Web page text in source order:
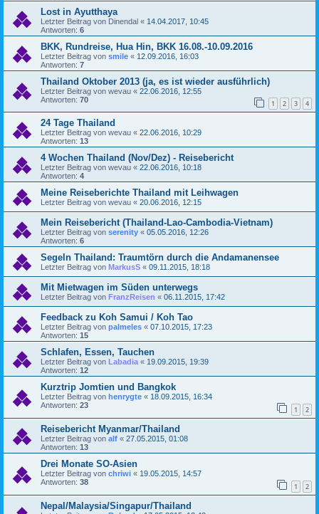
Lost in Ayutthaya
Letzter Beitrag von Dinendal « 14.04.2017, 10:45
Antworten: 6
BKK, Rundreise, Hua Hin, BKK 16.08.-10.09.2016
Letzter Beitrag von smile « 12.09.2016, 16:03
Antworten: 7
Thailand Oktober 2013 (ja, es ist wieder ausführlich)
Letzter Beitrag von wevau « 22.06.2016, 12:55
Antworten: 70 1 2 3 4
24 Tage Thailand
Letzter Beitrag von wevau « 22.06.2016, 10:29
Antworten: 13
4 Wochen Thailand (Nov/Dez) - Reisebericht
Letzter Beitrag von wevau « 22.06.2016, 10:18
Antworten: 4
Meine Reiseberichte Thailand mit Leihwagen
Letzter Beitrag von wevau « 20.06.2016, 12:15
Mein Reisebericht (Thailand-Lao-Cambodia-Vietnam)
Letzter Beitrag von serenity « 05.05.2016, 12:26
Antworten: 6
Segeln Thailand: Traumtörn durch die Andamanensee
Letzter Beitrag von MarkusS « 09.11.2015, 18:18
Mit Mietwagen im Süden unterwegs
Letzter Beitrag von FranzReisen « 06.11.2015, 17:42
Feedback zu Koh Samui / Koh Tao
Letzter Beitrag von palmeles « 07.10.2015, 17:23
Antworten: 15
Schlafen, Essen, Tauchen
Letzter Beitrag von Labadia « 19.09.2015, 19:39
Antworten: 12
Kurztrip Jomtien und Bangkok
Letzter Beitrag von henrygte « 18.09.2015, 16:34
Antworten: 23 1 2
Reisebericht Myanmar/Thailand
Letzter Beitrag von alf « 27.05.2015, 01:08
Antworten: 13
Drei Monate SO-Asien
Letzter Beitrag von chriwi « 19.05.2015, 14:57
Antworten: 38 1 2
Nepal/Malaysia/Singapur/Thailand